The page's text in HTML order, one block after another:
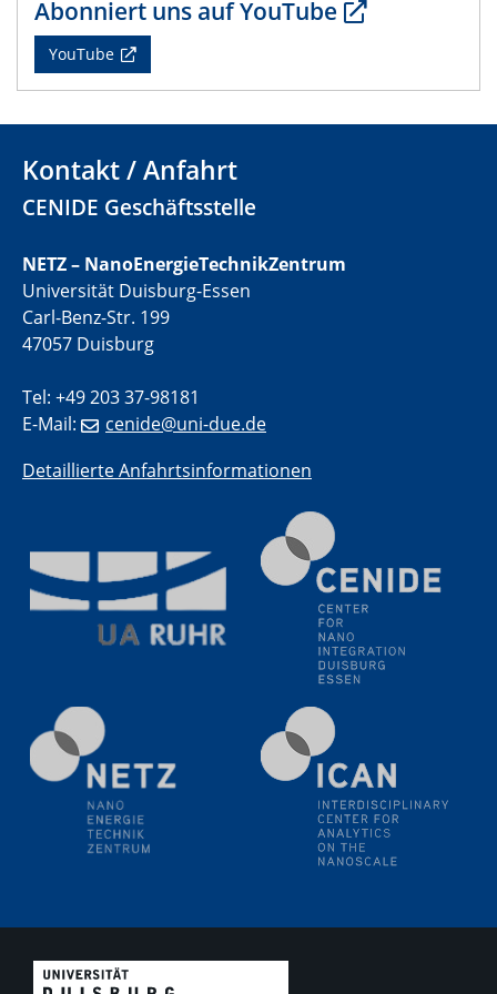
CENIDE Mitgliederversammlung
22.05.2024
Physikalisches Kolloquium
Physikalisches Kolloquium
SFB 1242 Kolloquium
05.06.2024
GDCh Kolloquium
Antrittsvorlesung
10.06.2024
SFB/TRR 270 Kolloquium
Bundesanstalt für Materialforschung und -prüfung
(BAM)
SFB 1242 Kolloquium
"Transient core-hole screening in photoexcited ZnO
investigated by time-resolved X-ray absorption
spectroscopy"
GDCh Kolloquium
Festkolloquium Verleihung des Zellner-
Wissenschaftspreises Preisträgerin: Dr. Viktorija
Glembockyté Ludwig-Maximilians-Universität München
12.06.2024
Abonniert uns auf YouTube
YouTube
Kontakt / Anfahrt
CENIDE Geschäftsstelle
NETZ – NanoEnergieTechnikZentrum
Universität Duisburg-Essen
Carl-Benz-Str. 199
47057 Duisburg
Tel: +49 203 37-98181
E-Mail:
cenide@uni-due.de
Detaillierte Anfahrtsinformationen